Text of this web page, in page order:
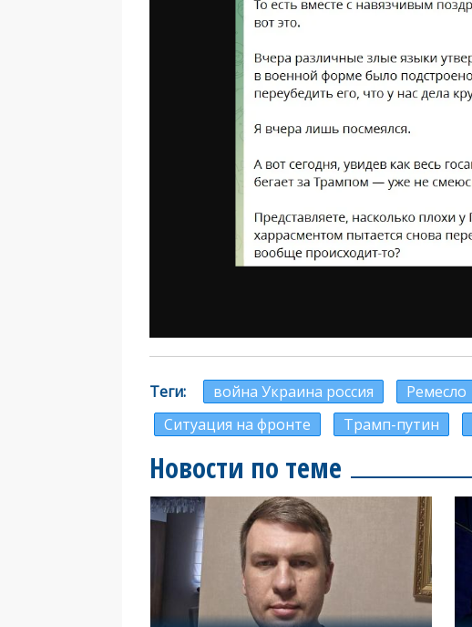
Теги война Украина россия Ремесло
Ситуация на фронте
Трамп-путин
Новости по теме